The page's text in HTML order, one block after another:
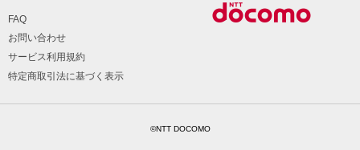
FAQ
お問い合わせ
サービス利用規約
特定商取引法に基づく表示
©NTT DOCOMO